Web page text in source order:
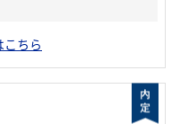
ちら